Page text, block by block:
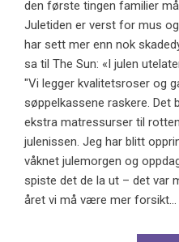
den første tingen familier
Juletiden er verst for mus
har sett mer enn nok
sa til The Sun: «I julen
"Vi legger kvalitetsroser og
søppelkassene raskere. Det
ekstra matressurser til
julenissen. Jeg har blitt
våknet julemorgen og
spiste det de la ut – det var
året vi må være mer forsikt...